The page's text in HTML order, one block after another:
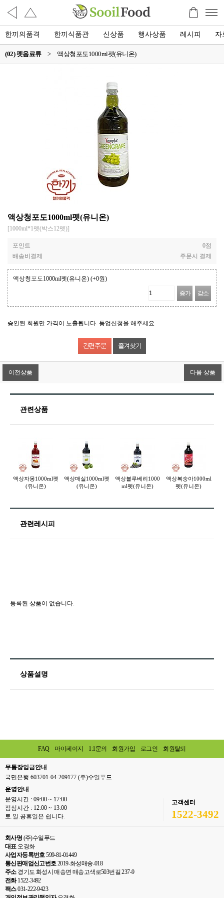
한끼의품격 한끼식품관 신상품 행사상품 레시피 자
(02) 펫음료류 > 액상청포도1000ml펫(유니온)
액상청포도1000ml펫(유니온)
[1000ml*1펫(박스12펫)]
포인트
0점
배송비결제
주문시 결제
액상청포도1000ml펫(유니온) (+0원)
증가 감소
승인된 회원만 가격이 노출됩니다. 등업신청을 해주세요
즐겨찾기
이전상품 다음 상품
관련상품
액상자몽1000ml펫
(유니온)
액상매실1000ml펫
(유니온)
액상블루베리1000
ml펫(유니온)
액상복숭아1000ml
펫(유니온)
관련레시피
등록된 상품이 없습니다.
상품설명
FAQ 마이페이지 1:1문의 회원가입 로그인 회원탈퇴
무통장입금안내
국민은행 603701-04-209177 (주)수일푸드
운영안내
운영시간 : 09:00 ~ 17:00
점심시간 : 12:00 ~ 13:00
토.일.공휴일은 쉽니다.
고객센터
1522-3492
회사명 (주)수일푸드
대표오경화
사업자등록번호599-81-01449
통신판매업신고번호2019-화성매송-018
주소경기도 화성시 매송면 매송고색로503번길 237-9
전화1522-3492
팩스031-222-9423